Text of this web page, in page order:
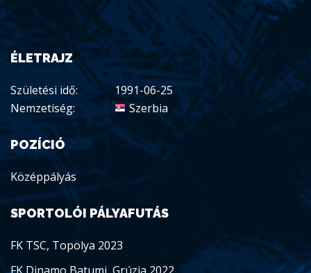
ÉLETRAJZ
Születési idő:
1991-06-25
Nemzetiség:
Szerbia
POZÍCIÓ
Középpályás
SPORTOLÓI PÁLYAFUTÁS
FK TSC, Topolya 2023